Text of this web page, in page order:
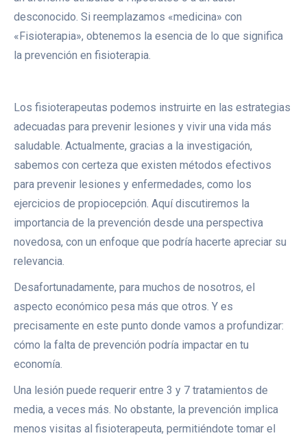
desconocido. Si reemplazamos «medicina» con
«Fisioterapia», obtenemos la esencia de lo que significa
la prevención en fisioterapia.
Los fisioterapeutas podemos instruirte en las estrategias
adecuadas para prevenir lesiones y vivir una vida más
saludable. Actualmente, gracias a la investigación,
sabemos con certeza que existen métodos efectivos
para prevenir lesiones y enfermedades, como los
ejercicios de propiocepción. Aquí discutiremos la
importancia de la prevención desde una perspectiva
novedosa, con un enfoque que podría hacerte apreciar su
relevancia.
Desafortunadamente, para muchos de nosotros, el
aspecto económico pesa más que otros. Y es
precisamente en este punto donde vamos a profundizar:
cómo la falta de prevención podría impactar en tu
economía.
Una lesión puede requerir entre 3 y 7 tratamientos de
media, a veces más. No obstante, la prevención implica
menos visitas al fisioterapeuta, permitiéndote tomar el